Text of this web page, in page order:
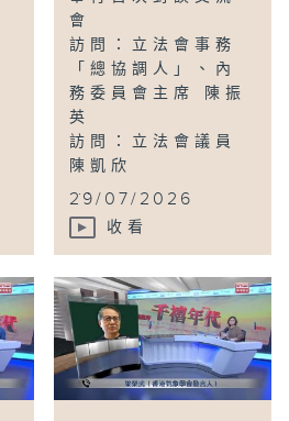
會
訪問：立法會事務
「總協調人」、內
務委員會主席 陳振
英
訪問：立法會議員
陳凱欣
...
29/07/2026
收看